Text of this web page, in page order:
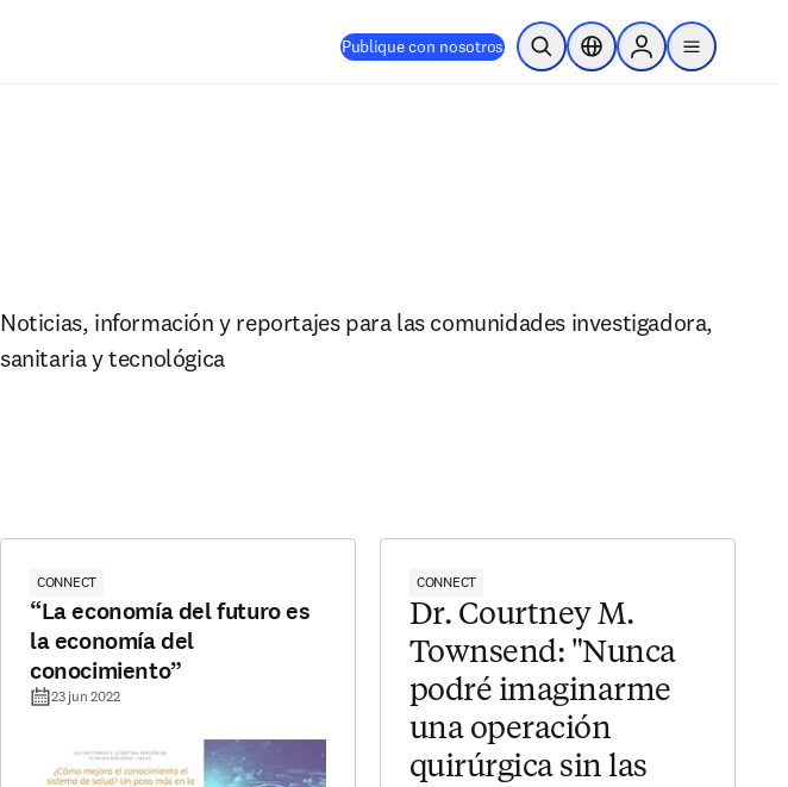
Publique con nosotros Abrir búsquedaSelector de ubicación
Sign in to products
menu
Noticias, información y reportajes para las comunidades investigadora,
sanitaria y tecnológica
CONNECT
“La economía del futuro es
la economía del
conocimiento”
23 jun 2022
CONNECT
Dr. Courtney M.
Townsend: "Nunca
podré imaginarme
una operación
quirúrgica sin las